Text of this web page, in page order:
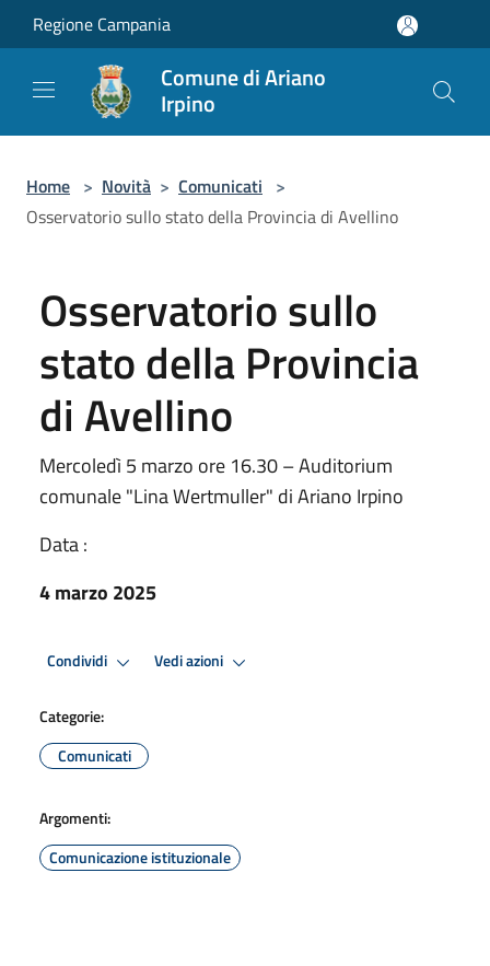
Salta al contenuto principale
Regione Campania
Comune di Ariano
Irpino
Home > Novità > Comunicati >
Osservatorio sullo stato della Provincia di Avellino
Osservatorio sullo
stato della Provincia
di Avellino
Mercoledì 5 marzo ore 16.30 – Auditorium
comunale "Lina Wertmuller" di Ariano Irpino
Data :
4 marzo 2025
Condividi Vedi azioni
Categorie:
Comunicati
Argomenti:
Comunicazione istituzionale